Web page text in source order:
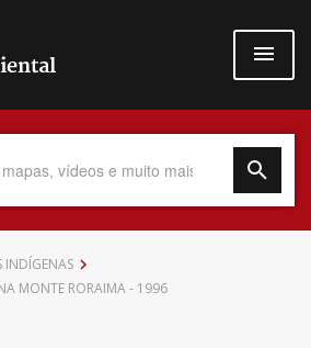
INDÍGENAS
MONTE RORAIMA - 1996